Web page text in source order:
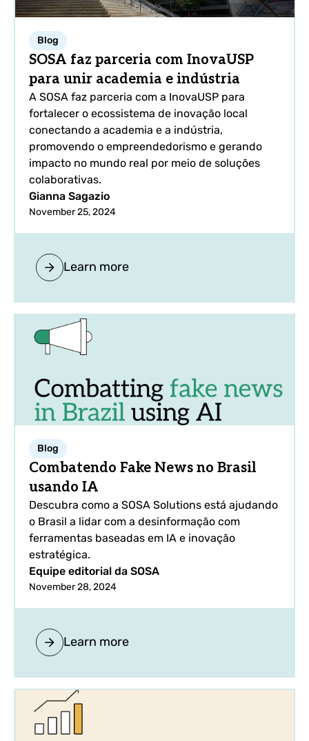
Blog
SOSA faz parceria com InovaUSP
para unir academia e indústria
A SOSA faz parceria com a InovaUSP para
fortalecer o ecossistema de inovação local
conectando a academia e a indústria,
promovendo o empreendedorismo e gerando
impacto no mundo real por meio de soluções
colaborativas.
Gianna Sagazio
November 25, 2024
Learn more
Blog
Combatendo Fake News no Brasil
usando IA
Descubra como a SOSA Solutions está ajudando
o Brasil a lidar com a desinformação com
ferramentas baseadas em IA e inovação
estratégica.
Equipe editorial da SOSA
November 28, 2024
Learn more